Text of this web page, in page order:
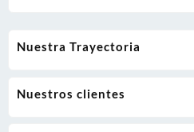
Nuestra Trayectoria
Nuestros clientes